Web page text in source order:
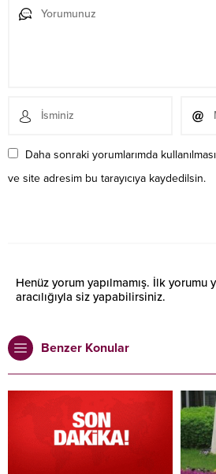
Daha sonraki yorumlarımda
ve site adresim bu tarayıcıya kaydedilsin.
Henüz yorum yapılmamış. İlk yorumu
aracılığıyla siz yapabilirsiniz.
Benzer Konular